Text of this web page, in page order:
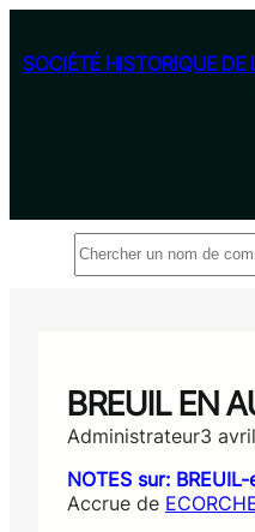
contenu
SOCIÉTÉ HISTORIQUE DE
Rechercher
BREUIL EN
Administrateur3
NOTES sur:
Accrue de